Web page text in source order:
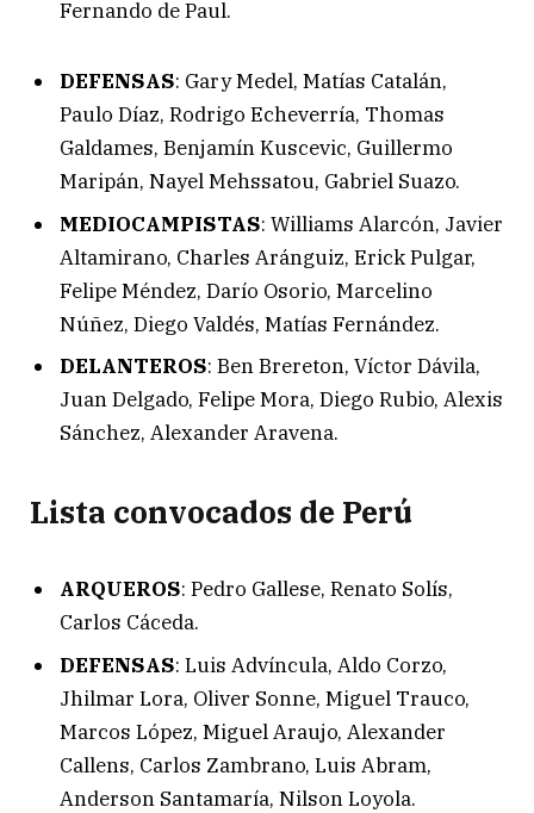
Fernando de Paul.
DEFENSAS: Gary Medel, Matías Catalán,
Paulo Díaz, Rodrigo Echeverría, Thomas
Galdames, Benjamín Kuscevic, Guillermo
Maripán, Nayel Mehssatou, Gabriel Suazo.
MEDIOCAMPISTAS: Williams Alarcón, Javier
Altamirano, Charles Aránguiz, Erick Pulgar,
Felipe Méndez, Darío Osorio, Marcelino
Núñez, Diego Valdés, Matías Fernández.
DELANTEROS: Ben Brereton, Víctor Dávila,
Juan Delgado, Felipe Mora, Diego Rubio, Alexis
Sánchez, Alexander Aravena.
Lista convocados de Perú
ARQUEROS: Pedro Gallese, Renato Solís,
Carlos Cáceda.
DEFENSAS: Luis Advíncula, Aldo Corzo,
Jhilmar Lora, Oliver Sonne, Miguel Trauco,
Marcos López, Miguel Araujo, Alexander
Callens, Carlos Zambrano, Luis Abram,
Anderson Santamaría, Nilson Loyola.